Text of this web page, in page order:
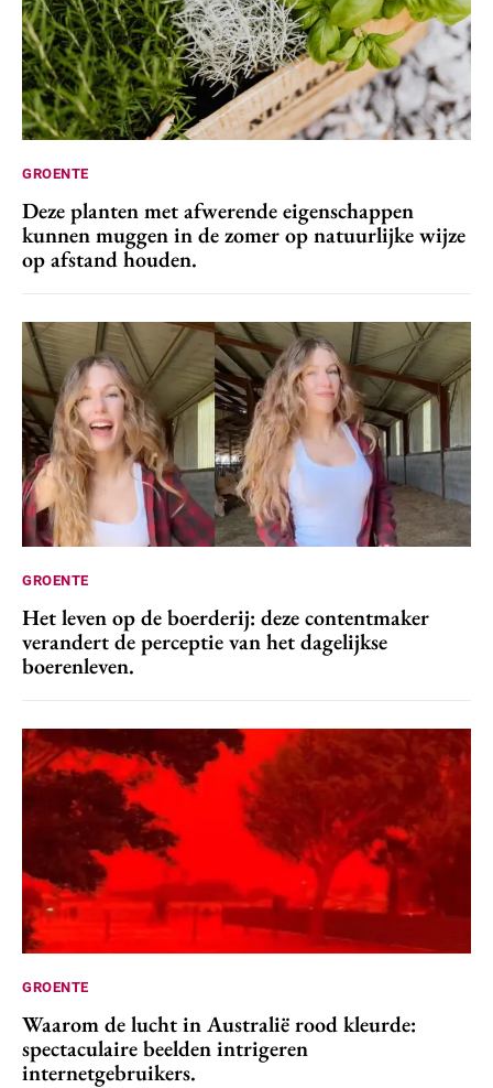
GROENTE
Deze planten met afwerende eigenschappen
kunnen muggen in de zomer op natuurlijke wijze
op afstand houden.
GROENTE
Het leven op de boerderij: deze contentmaker
verandert de perceptie van het dagelijkse
boerenleven.
GROENTE
Waarom de lucht in Australië rood kleurde:
spectaculaire beelden intrigeren
internetgebruikers.